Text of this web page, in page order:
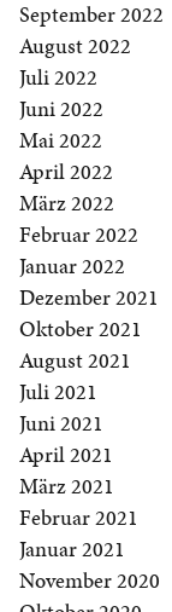
September 2022
August 2022
Juli 2022
Juni 2022
Mai 2022
April 2022
März 2022
Februar 2022
Januar 2022
Dezember 2021
Oktober 2021
August 2021
Juli 2021
Juni 2021
April 2021
März 2021
Februar 2021
Januar 2021
November 2020